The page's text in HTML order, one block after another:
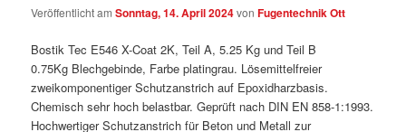
Veröffentlicht amSonntag, 14. April 2024vonFugentechnik Ott
Bostik Tec E546 X-Coat 2K, Teil A, 5.25 Kg und Teil B
0.75Kg Blechgebinde, Farbe platingrau. Lösemittelfreier
zweikomponentiger Schutzanstrich auf Epoxidharzbasis.
Chemisch sehr hoch belastbar. Geprüft nach DIN EN 858-1:1993.
Hochwertiger Schutzanstrich für Beton und Metall zur